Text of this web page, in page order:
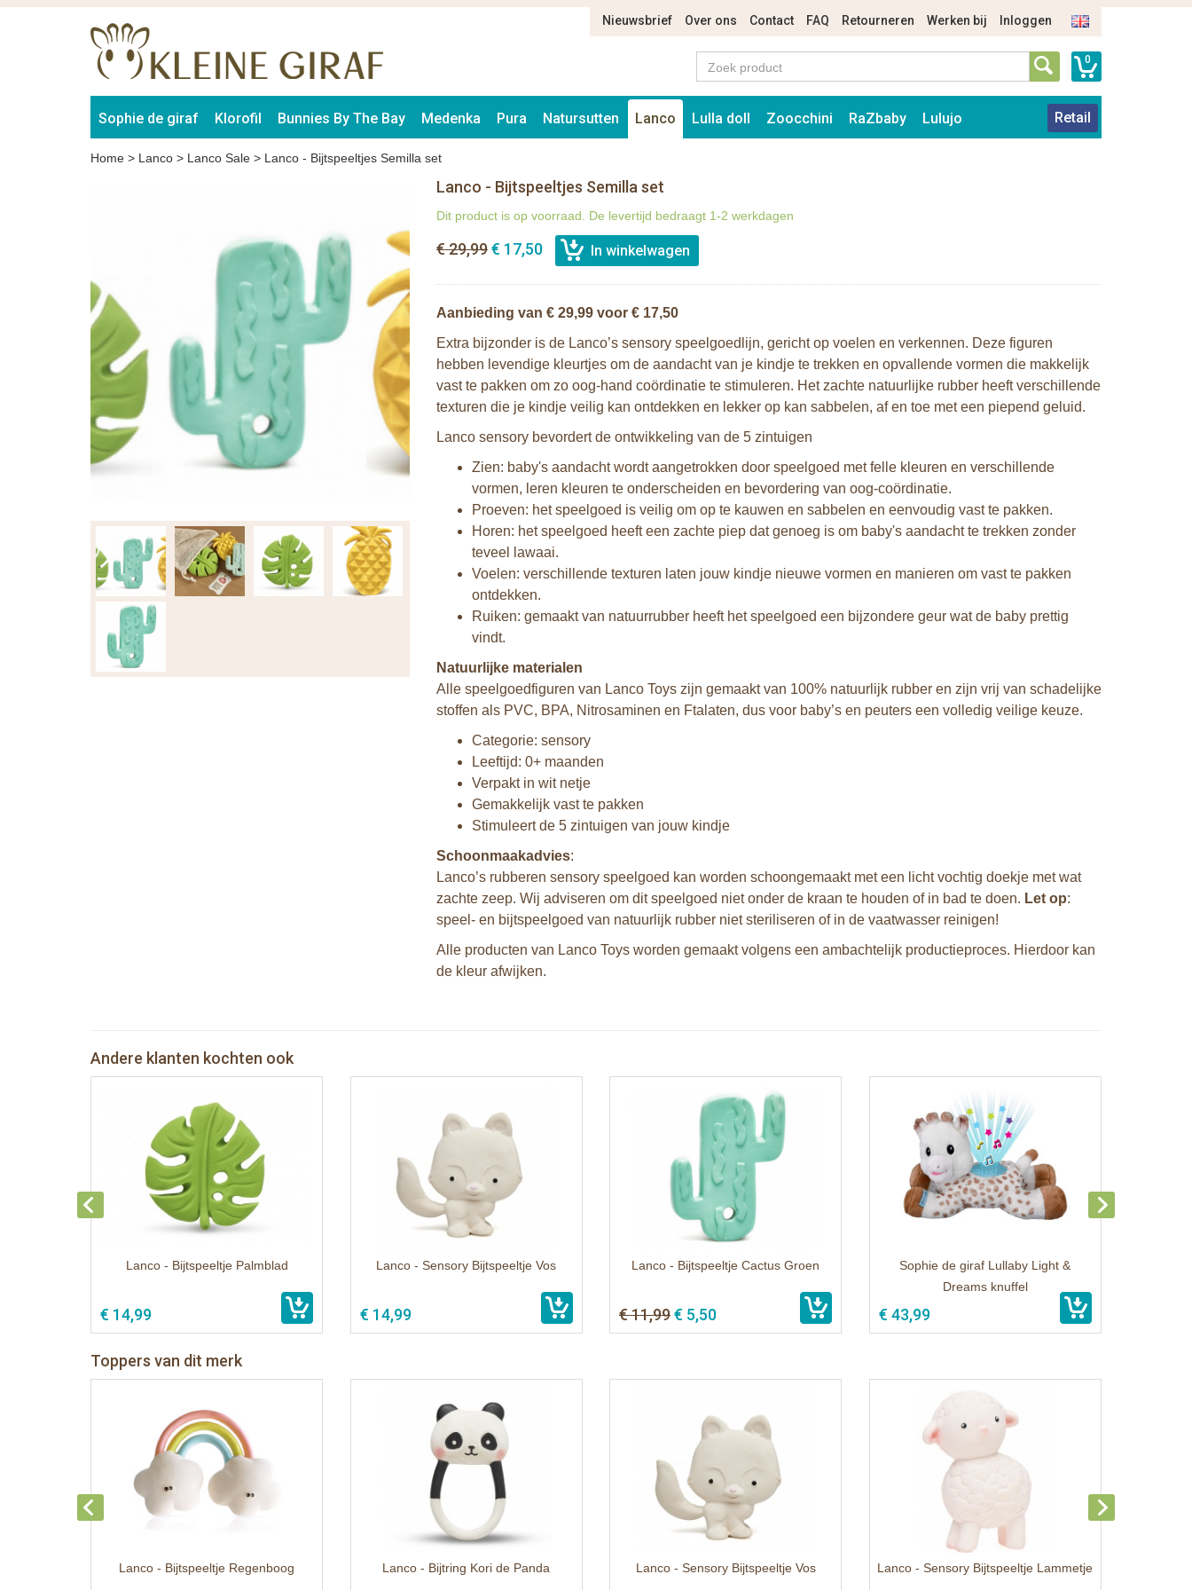
Nieuwsbrief Over ons Contact FAQ Retourneren Werken bij Inloggen
0
Sophie de giraf Klorofil Bunnies By The Bay Medenka Pura Natursutten Lanco Lulla doll Zoocchini RaZbaby Lulujo Retail
Home > Lanco > Lanco Sale > Lanco - Bijtspeeltjes Semilla set
Lanco - Bijtspeeltjes Semilla set
Dit product is op voorraad. De levertijd bedraagt 1-2 werkdagen
€ 29,99€ 17,50
Aanbieding van € 29,99 voor € 17,50
Extra bijzonder is de Lanco’s sensory speelgoedlijn, gericht op voelen en verkennen. Deze figuren
hebben levendige kleurtjes om de aandacht van je kindje te trekken en opvallende vormen die makkelijk
vast te pakken om zo oog-hand coördinatie te stimuleren. Het zachte natuurlijke rubber heeft verschillende
texturen die je kindje veilig kan ontdekken en lekker op kan sabbelen, af en toe met een piepend geluid.
Lanco sensory bevordert de ontwikkeling van de 5 zintuigen
Zien: baby's aandacht wordt aangetrokken door speelgoed met felle kleuren en verschillende
vormen, leren kleuren te onderscheiden en bevordering van oog-coördinatie.
Proeven: het speelgoed is veilig om op te kauwen en sabbelen en eenvoudig vast te pakken.
Horen: het speelgoed heeft een zachte piep dat genoeg is om baby's aandacht te trekken zonder
teveel lawaai.
Voelen: verschillende texturen laten jouw kindje nieuwe vormen en manieren om vast te pakken
ontdekken.
Ruiken: gemaakt van natuurrubber heeft het speelgoed een bijzondere geur wat de baby prettig
vindt.
Natuurlijke materialen
Alle speelgoedfiguren van Lanco Toys zijn gemaakt van 100% natuurlijk rubber en zijn vrij van schadelijke
stoffen als PVC, BPA, Nitrosaminen en Ftalaten, dus voor baby’s en peuters een volledig veilige keuze.
Categorie: sensory
Leeftijd: 0+ maanden
Verpakt in wit netje
Gemakkelijk vast te pakken
Stimuleert de 5 zintuigen van jouw kindje
Schoonmaakadvies:
Lanco’s rubberen sensory speelgoed kan worden schoongemaakt met een licht vochtig doekje met wat
zachte zeep. Wij adviseren om dit speelgoed niet onder de kraan te houden of in bad te doen. Let op:
speel- en bijtspeelgoed van natuurlijk rubber niet steriliseren of in de vaatwasser reinigen!
Alle producten van Lanco Toys worden gemaakt volgens een ambachtelijk productieproces. Hierdoor kan
de kleur afwijken.
Andere klanten kochten ook
Lanco - Bijtspeeltje Palmblad
€ 14,99
Lanco - Sensory Bijtspeeltje Vos
€ 14,99
Lanco - Bijtspeeltje Cactus Groen
€ 11,99€ 5,50
Sophie de giraf Lullaby Light &
Dreams knuffel
€ 43,99
Toppers van dit merk
Lanco - Bijtspeeltje Regenboog Lanco - Bijtring Kori de Panda Lanco - Sensory Bijtspeeltje Vos Lanco - Sensory Bijtspeeltje Lammetje